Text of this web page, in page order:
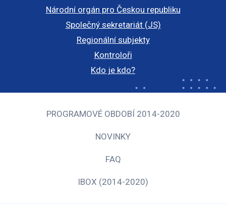
Národní orgán pro Českou republiku
Společný sekretariát (JS)
Regionální subjekty
Kontroloři
Kdo je kdo?
PROGRAMOVÉ OBDOBÍ 2014-2020
NOVINKY
FAQ
IBOX (2014-2020)